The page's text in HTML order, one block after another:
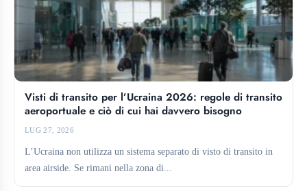
Visti di transito per l’Ucraina 2026: regole di transito
aeroportuale e ciò di cui hai davvero bisogno
LUG 27, 2026
L’Ucraina non utilizza un sistema separato di visto di transito in
area airside. Se rimani nella zona di...